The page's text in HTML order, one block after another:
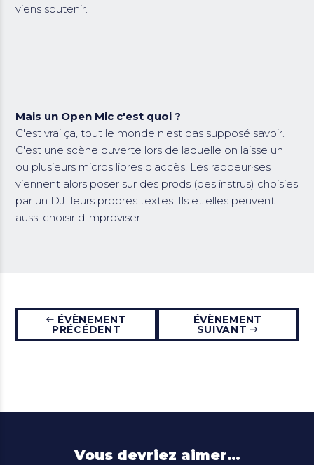
viens soutenir.
Mais un Open Mic c'est quoi ?
C'est vrai ça, tout le monde n'est pas supposé savoir.
C'est une scène ouverte lors de laquelle on laisse un
ou plusieurs micros libres d'accès. Les rappeur·ses
viennent alors poser sur des prods (des instrus) choisies
par un DJ leurs propres textes. Ils et elles peuvent
aussi choisir d'improviser.
ÉVÈNEMENT
PRÉCÉDENT
ÉVÈNEMENT
SUIVANT
Vous devriez aimer…